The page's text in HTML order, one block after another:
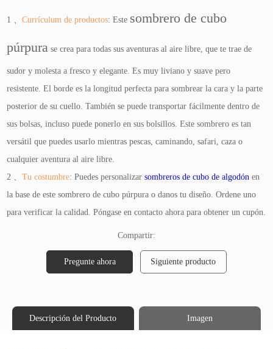
1 、Currículum de productos: Este sombrero de cubo
púrpura se crea para todas sus aventuras al aire libre, que te trae de
sudor y molesta a fresco y elegante. Es muy liviano y suave pero
resistente. El borde es la longitud perfecta para sombrear la cara y la parte
posterior de su cuello. También se puede transportar fácilmente dentro de
sus bolsas, incluso puede ponerlo en sus bolsillos. Este sombrero es tan
versátil que puedes usarlo mientras pescas, caminando, safari, caza o
cualquier aventura al aire libre.
2 、Tu costumbre: Puedes personalizarsombreros de cubo de algodón en
la base de este sombrero de cubo púrpura o danos tu diseño. Ordene uno
para verificar la calidad. Póngase en contacto ahora para obtener un cupón.
Compartir:
Pregunte ahora Siguiente producto
Descripción del Producto Imagen